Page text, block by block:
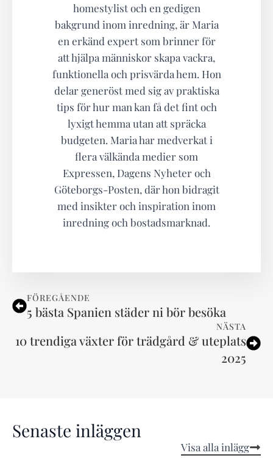
homestylist och en gedigen
bakgrund inom inredning, är Maria
en erkänd expert som brinner för
att hjälpa människor skapa vackra,
funktionella och prisvärda hem. Hon
delar generöst med sig av praktiska
tips för hur man kan få det fint och
lyxigt hemma utan att spräcka
budgeten. Maria har medverkat i
flera välkända medier som
Expressen, Dagens Nyheter och
Göteborgs-Posten, där hon bidragit
med insikter och inspiration inom
inredning och bostadsmarknad.
FÖREGÅENDE
5 bästa Spanien städer ni bör besöka
NÄSTA
10 trendiga växter för trädgård & uteplats
2025
Senaste inläggen
Visa alla inlägg